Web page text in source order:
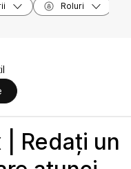
Roluri
Redați un